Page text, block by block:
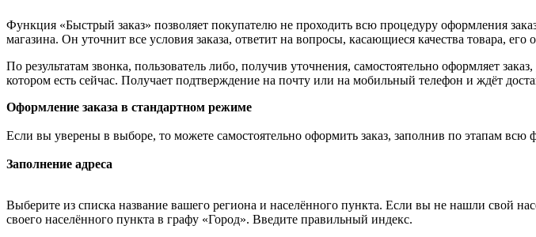
Функция «Быстрый заказ» позволяет покупателю не проходить всю процедуру оформления
магазина. Он уточнит все условия заказа, ответит на вопросы, касающиеся качества товара,
По результатам звонка, пользователь либо, получив уточнения, самостоятельно оформляет
котором есть сейчас. Получает подтверждение на почту или на мобильный телефон и ждёт
Оформление заказа в стандартном режиме
Если вы уверены в выборе, то можете самостоятельно оформить заказ, заполнив по этапам всю
Заполнение адреса
Выберите из списка название вашего региона и населённого пункта. Если вы не нашли свой
своего населённого пункта в графу «Город». Введите правильный индекс.